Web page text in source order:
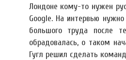
Лондоне кому-то нужен
Google. На интервью
большого труда после
обрадовалась, о таком
Гугл решил сделать